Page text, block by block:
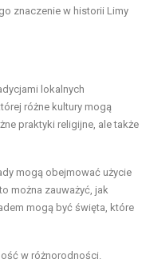
znaczenie w historii Limy
lokalnych
różne kultury mogą
praktyki religijne, ale także
mogą obejmować użycie
można zauważyć, jak
mogą być święta, które
w różnorodności.